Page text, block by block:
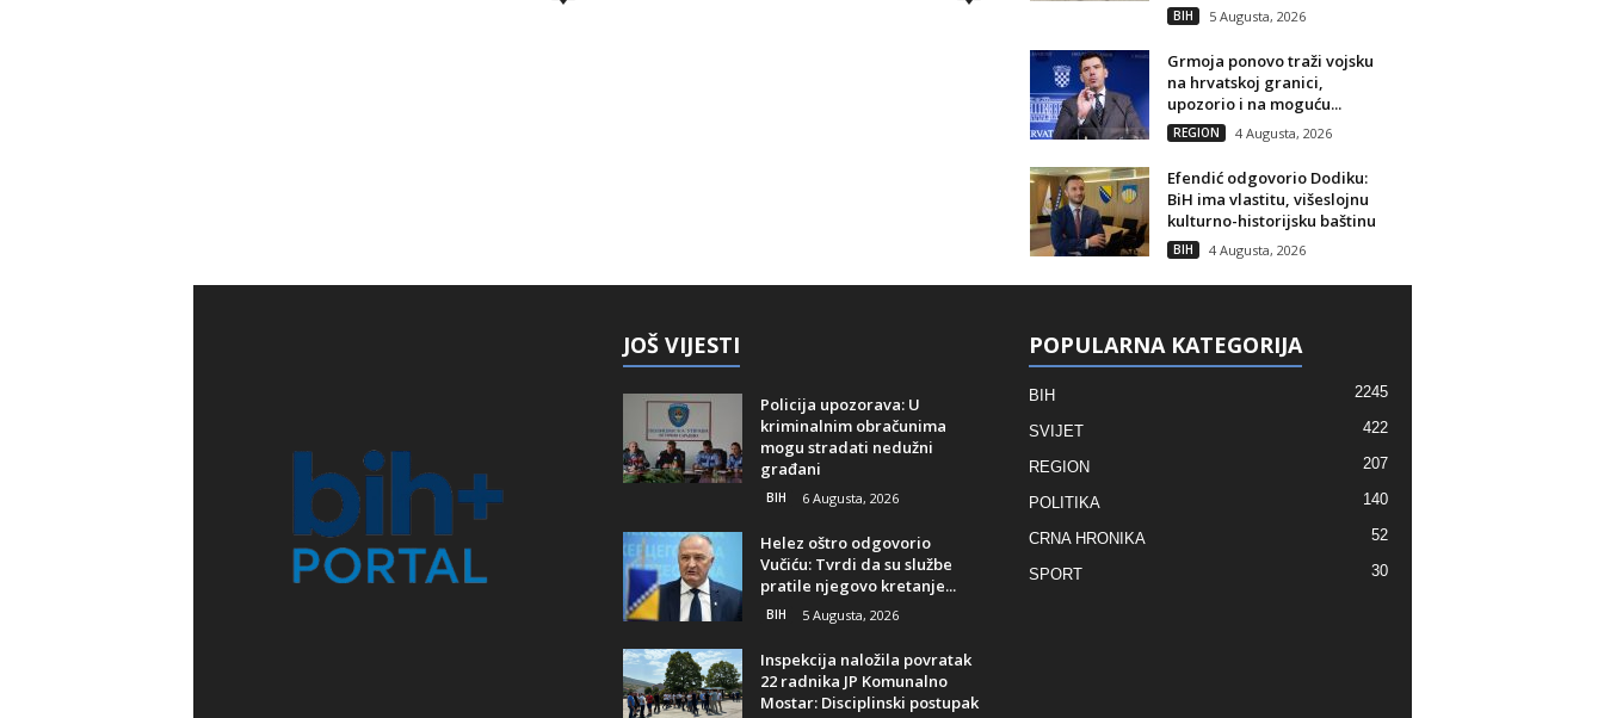
BIH 5 Augusta, 2026
Grmoja ponovo traži vojsku
na hrvatskoj granici,
upozorio i na moguću...
REGION 4 Augusta, 2026
Efendić odgovorio Dodiku:
BiH ima vlastitu, višeslojnu
kulturno-historijsku baštinu
BIH 4 Augusta, 2026
JOŠ VIJESTI
Policija upozorava: U
kriminalnim obračunima
mogu stradati nedužni
građani
BIH 6 Augusta, 2026
Helez oštro odgovorio
Vučiću: Tvrdi da su službe
pratile njegovo kretanje...
BIH 5 Augusta, 2026
Inspekcija naložila povratak
22 radnika JP Komunalno
Mostar: Disciplinski postupak
POPULARNA KATEGORIJA
BIH 2245
SVIJET 422
REGION 207
POLITIKA 140
CRNA HRONIKA 52
SPORT 30